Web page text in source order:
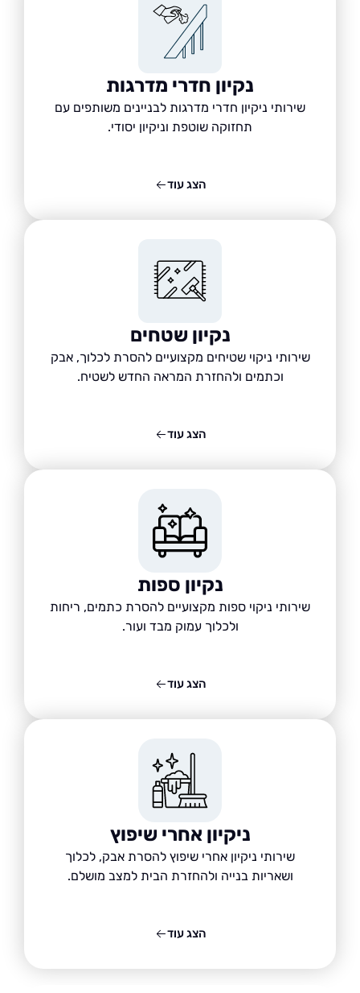
נקיון חדרי מדרגות
שירותי ניקיון חדרי מדרגות לבניינים משותפים עם
תחזוקה שוטפת וניקיון יסודי.
נקיון שטחים
שירותי ניקוי שטיחים מקצועיים להסרת לכלוך, אבק
וכתמים ולהחזרת המראה החדש לשטיח.
נקיון ספות
שירותי ניקוי ספות מקצועיים להסרת כתמים, ריחות
ולכלוך עמוק מבד ועור.
ניקיון אחרי שיפוץ
שירותי ניקיון אחרי שיפוץ להסרת אבק, לכלוך
ושאריות בנייה ולהחזרת הבית למצב מושלם.